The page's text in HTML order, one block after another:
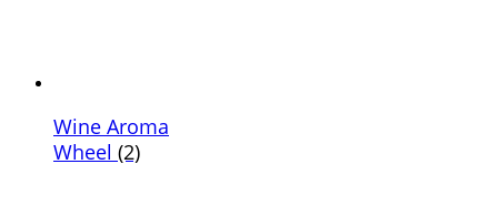
Wine Aroma
Wheel (2)